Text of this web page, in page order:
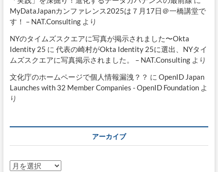
MyDataJapanカンファレンス2025は７月17日＠一橋講堂で
す！ – NAT.Consultingより
NYのタイムズスクエアに写真が掲示されました〜Okta
Identity 25 に 代表の崎村がOkta Identity 25に選出、NYタイ
ムズスクエアに写真掲示されました。 – NAT.Consultingより
文化庁のホームページで個人情報漏洩？？ に OpenID Japan
Launches with 32 Member Companies - OpenID Foundationよ
り
アーカイブ
ア